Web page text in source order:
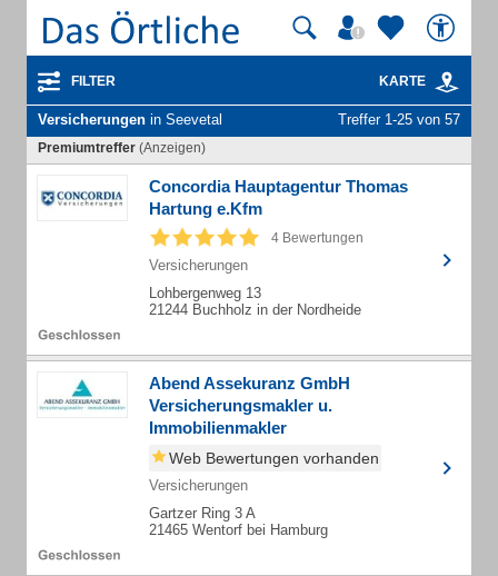
FILTER KARTE
Versicherungen in Seevetal Treffer 1-25 von 57
Premiumtreffer (Anzeigen)
Concordia Hauptagentur Thomas
Hartung e.Kfm
4 Bewertungen
Versicherungen
Lohbergenweg 13
21244 Buchholz in der Nordheide
Abend Assekuranz GmbH
Versicherungsmakler u.
Immobilienmakler
Web Bewertungen vorhanden
Versicherungen
Gartzer Ring 3 A
21465 Wentorf bei Hamburg